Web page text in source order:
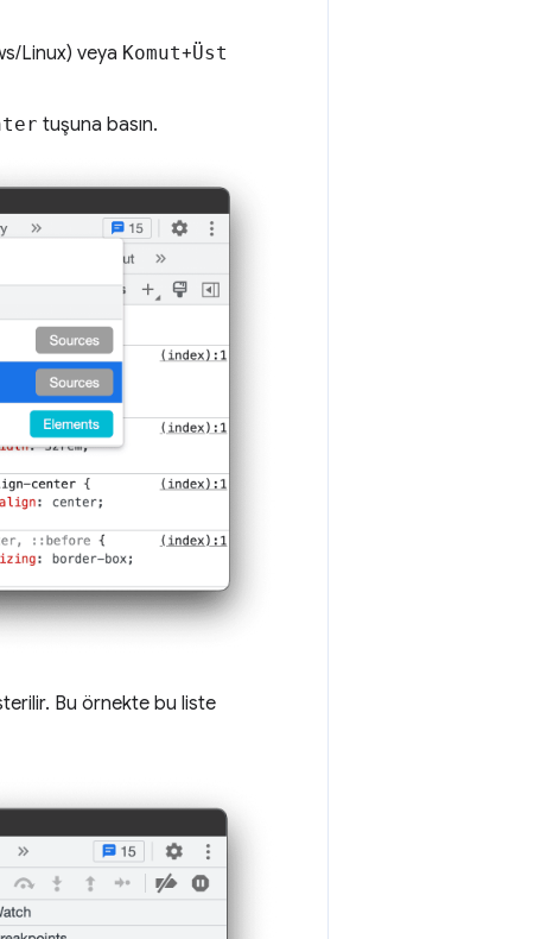
Linux) veya Komut+Üst
tuşuna basın.
Bu örnekte bu liste